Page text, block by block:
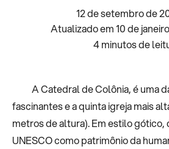
12 de setembro de
Atualizado em 10 de
4minutos de
A Catedral de Colônia, é uma
fascinantes e a quinta igreja mais
metros de altura). Em estilo gótico,
UNESCO como patrimônio da